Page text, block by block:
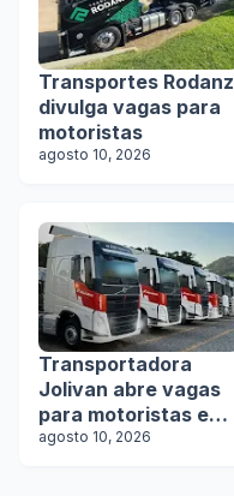
Transportes Rodanz
divulga vagas para
motoristas
agosto 10, 2026
Transportadora
Jolivan abre vagas
para motoristas em
5 estados
agosto 10, 2026